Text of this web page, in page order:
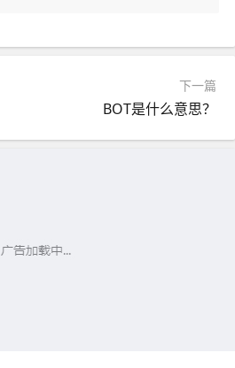
下一篇
BOT是什么意思？